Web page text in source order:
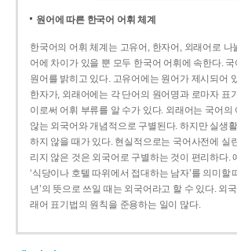
원어에 따른 한국어 어휘 체계
한국어의 어휘 체계는 고유어, 한자어, 외래어로 나
어에 차이가 있을 뿐 모두 한국어 어휘에 속한다.
원어를 밝히고 있다. 고유어에는 원어가 제시되어
한자가, 외래어에는 각 단어의 원어명과 로마자 표
이로써 어휘 부류를 알 수가 있다. 외래어는 국어의
않는 외국어와 개념적으로 구별된다. 하지만 실생
하지 않을 때가 있다. 현실적으로는 국어사전에 실
리지 않은 것은 외국어로 구별하는 것이 편리하다.
‘식당이나 호텔 따위에서 접대하는 남자’를 의미할
년’의 뜻으로 쓰일 때는 외국어라고 할 수 있다. 외
래어 표기법의 원칙을 준용하는 일이 많다.